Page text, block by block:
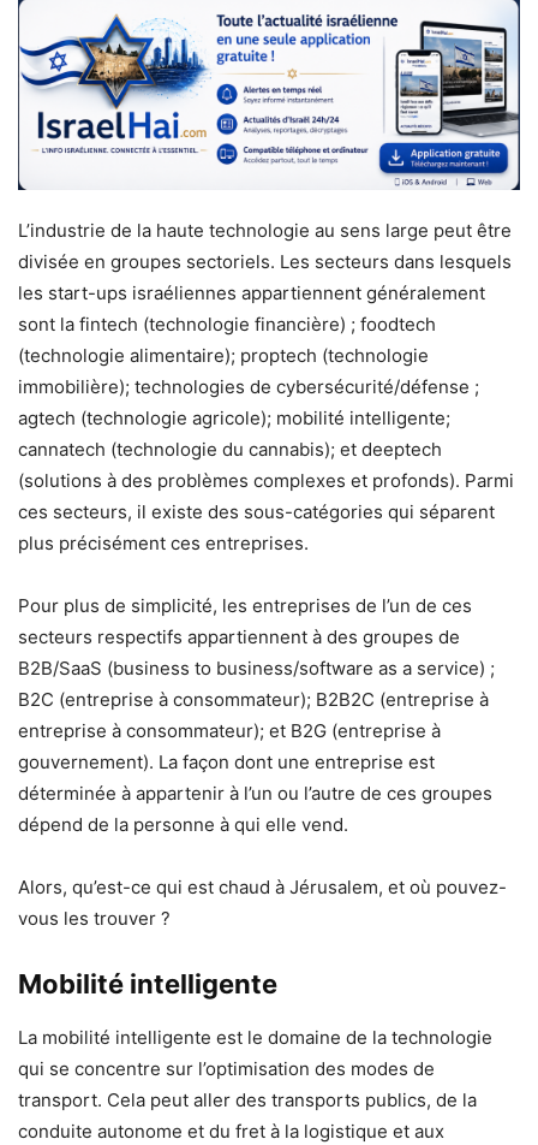
L’industrie de la haute technologie au sens large peut être
divisée en groupes sectoriels. Les secteurs dans lesquels
les start-ups israéliennes appartiennent généralement
sont la fintech (technologie financière) ; foodtech
(technologie alimentaire); proptech (technologie
immobilière); technologies de cybersécurité/défense ;
agtech (technologie agricole); mobilité intelligente;
cannatech (technologie du cannabis); et deeptech
(solutions à des problèmes complexes et profonds). Parmi
ces secteurs, il existe des sous-catégories qui séparent
plus précisément ces entreprises.
Pour plus de simplicité, les entreprises de l’un de ces
secteurs respectifs appartiennent à des groupes de
B2B/SaaS (business to business/software as a service) ;
B2C (entreprise à consommateur); B2B2C (entreprise à
entreprise à consommateur); et B2G (entreprise à
gouvernement). La façon dont une entreprise est
déterminée à appartenir à l’un ou l’autre de ces groupes
dépend de la personne à qui elle vend.
Alors, qu’est-ce qui est chaud à Jérusalem, et où pouvez-
vous les trouver ?
Mobilité intelligente
La mobilité intelligente est le domaine de la technologie
qui se concentre sur l’optimisation des modes de
transport. Cela peut aller des transports publics, de la
conduite autonome et du fret à la logistique et aux